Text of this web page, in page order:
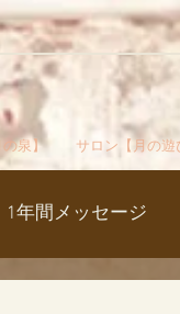
泉】 サロン【月の遊
1年間メッセージ